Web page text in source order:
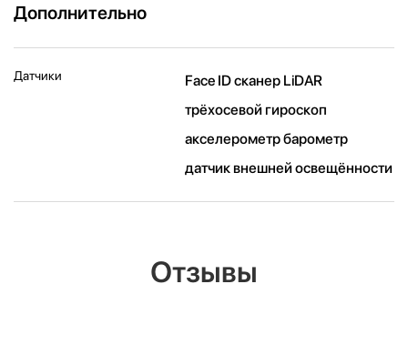
Дополнительно
Датчики
Face ID сканер LiDAR
трёхосевой гироскоп
акселерометр барометр
датчик внешней освещённости
Отзывы